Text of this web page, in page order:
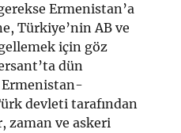
Ermenistan’a
Türkiye’nin AB ve
için göz
dün
Ermenistan-
devleti tarafından
zaman ve askeri